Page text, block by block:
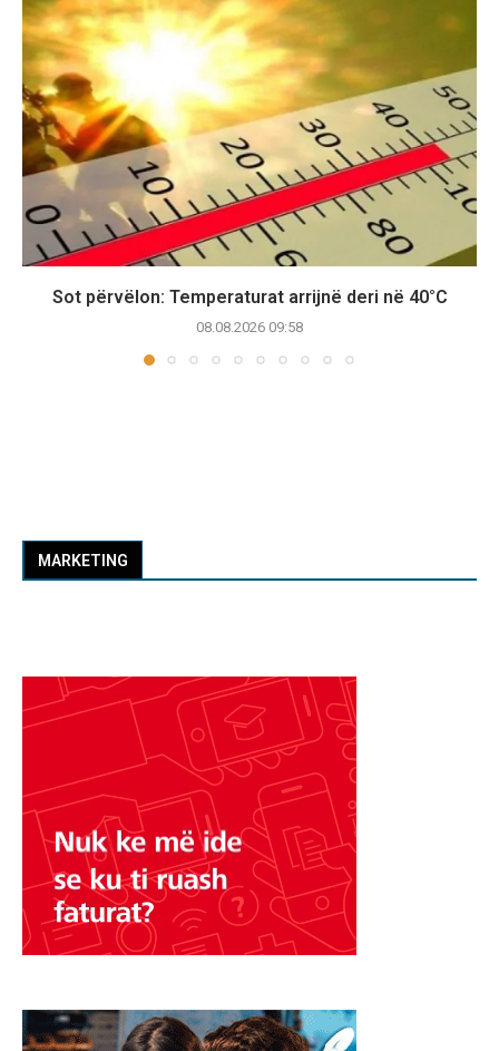
Sot përvëlon: Temperaturat arrijnë deri në 40°C
08.08.2026 09:58
MARKETING